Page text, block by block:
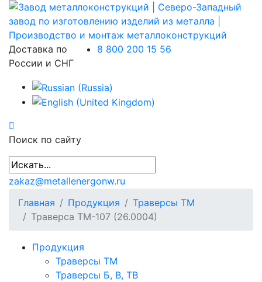
Доставка по
России и СНГ
8 800 200 15 56
Поиск по сайту
zakaz@metallenergonw.ru
Главная
Продукция
Траверсы ТМ
Траверса ТМ-107 (26.0004)
Продукция
Траверсы ТМ
Траверсы Б, В, ТВ